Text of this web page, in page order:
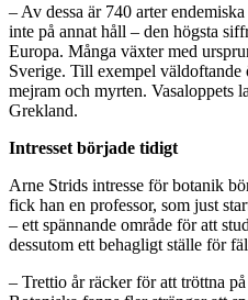
– Av dessa är 740 arter
inte på annat håll – den högsta
Europa. Många växter med
Sverige. Till exempel väldoftande
mejram och myrten. Vasaloppets
Grekland.
Intresset började tidigt
Arne Strids intresse för botanik
fick han en professor, som just
– ett spännande område för att
dessutom ett behagligt ställe för
– Trettio år räcker för att tröttna